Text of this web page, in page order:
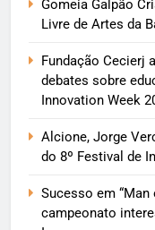
Gomeia Galpão
Livre de Artes da
Fundação Cecierj
debates sobre
Innovation Week
Alcione, Jorge
do 8º Festival de
Sucesso em “Man
campeonato